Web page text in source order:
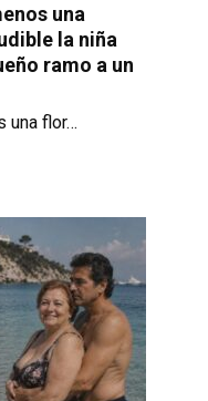
una
la niña
ramo a un
una flor…